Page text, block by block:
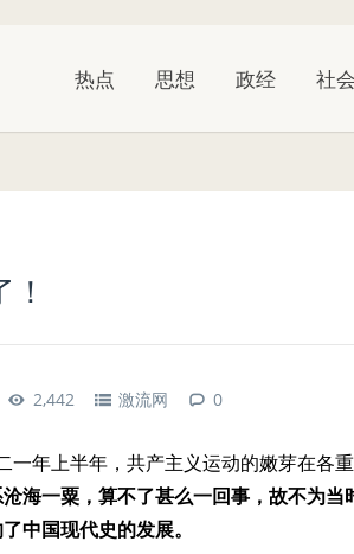
热点 思想 政经 社会
2,442 激流网 0
一年上半年，共产主义运动的嫩芽在各重
海一粟，算不了甚么一回事，故不为当
中国现代史的发展。